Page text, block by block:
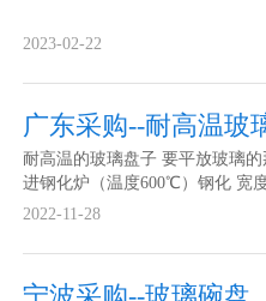
2023-02-22
广东采购--耐高温玻
耐高温的玻璃盘子 要平放玻璃
进钢化炉（温度600℃）钢化 宽
2022-11-28